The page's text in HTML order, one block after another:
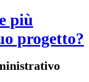
più
progetto?